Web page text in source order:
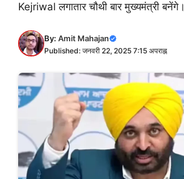
Kejriwal लगातार चौथी बार मुख्यमंत्री बनेंगे।
By: Amit Mahajan
Published: जनवरी 22, 2025 7:15 अपराह्न